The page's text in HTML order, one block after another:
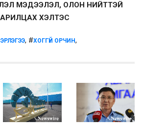
МЭДЭЭЛЭЛ, ОЛОН НИЙТТЭЙ
ХЭЛТЭС
, #ХОГГҮЙ ОРЧИН,